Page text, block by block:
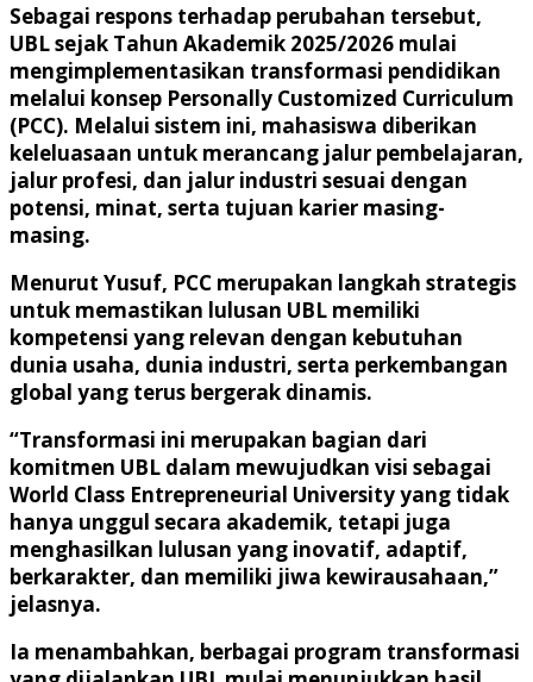
Sebagai respons terhadap perubahan tersebut,
UBL sejak Tahun Akademik 2025/2026 mulai
mengimplementasikan transformasi pendidikan
melalui konsep Personally Customized Curriculum
(PCC). Melalui sistem ini, mahasiswa diberikan
keleluasaan untuk merancang jalur pembelajaran,
jalur profesi, dan jalur industri sesuai dengan
potensi, minat, serta tujuan karier masing-
masing.
Menurut Yusuf, PCC merupakan langkah strategis
untuk memastikan lulusan UBL memiliki
kompetensi yang relevan dengan kebutuhan
dunia usaha, dunia industri, serta perkembangan
global yang terus bergerak dinamis.
“Transformasi ini merupakan bagian dari
komitmen UBL dalam mewujudkan visi sebagai
World Class Entrepreneurial University yang tidak
hanya unggul secara akademik, tetapi juga
menghasilkan lulusan yang inovatif, adaptif,
berkarakter, dan memiliki jiwa kewirausahaan,”
jelasnya.
Ia menambahkan, berbagai program transformasi